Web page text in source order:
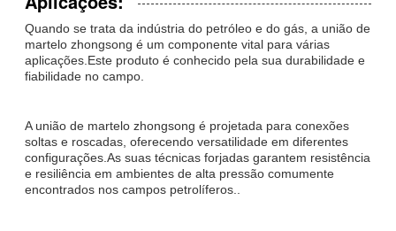
Quando se trata da indústria do petróleo e do gás, a união de
martelo zhongsong é um componente vital para várias
aplicações.Este produto é conhecido pela sua durabilidade e
fiabilidade no campo.
A união de martelo zhongsong é projetada para conexões
soltas e roscadas, oferecendo versatilidade em diferentes
configurações.As suas técnicas forjadas garantem resistência
e resiliência em ambientes de alta pressão comumente
encontrados nos campos petrolíferos..